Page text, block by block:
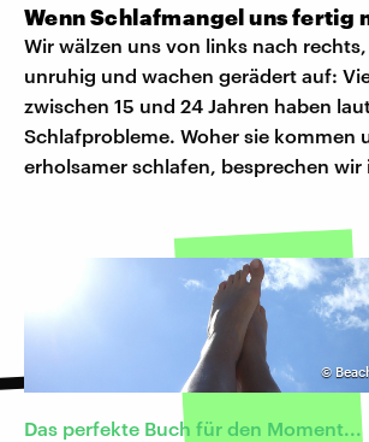
Wenn Schlafmangel uns fertig
Wir wälzen uns von links nach
unruhig und wachen gerädert auf:
zwischen 15 und 24 Jahren haben
Schlafprobleme. Woher sie kommen
erholsamer schlafen, besprechen wir
©
Das perfekte Buch für den Moment...